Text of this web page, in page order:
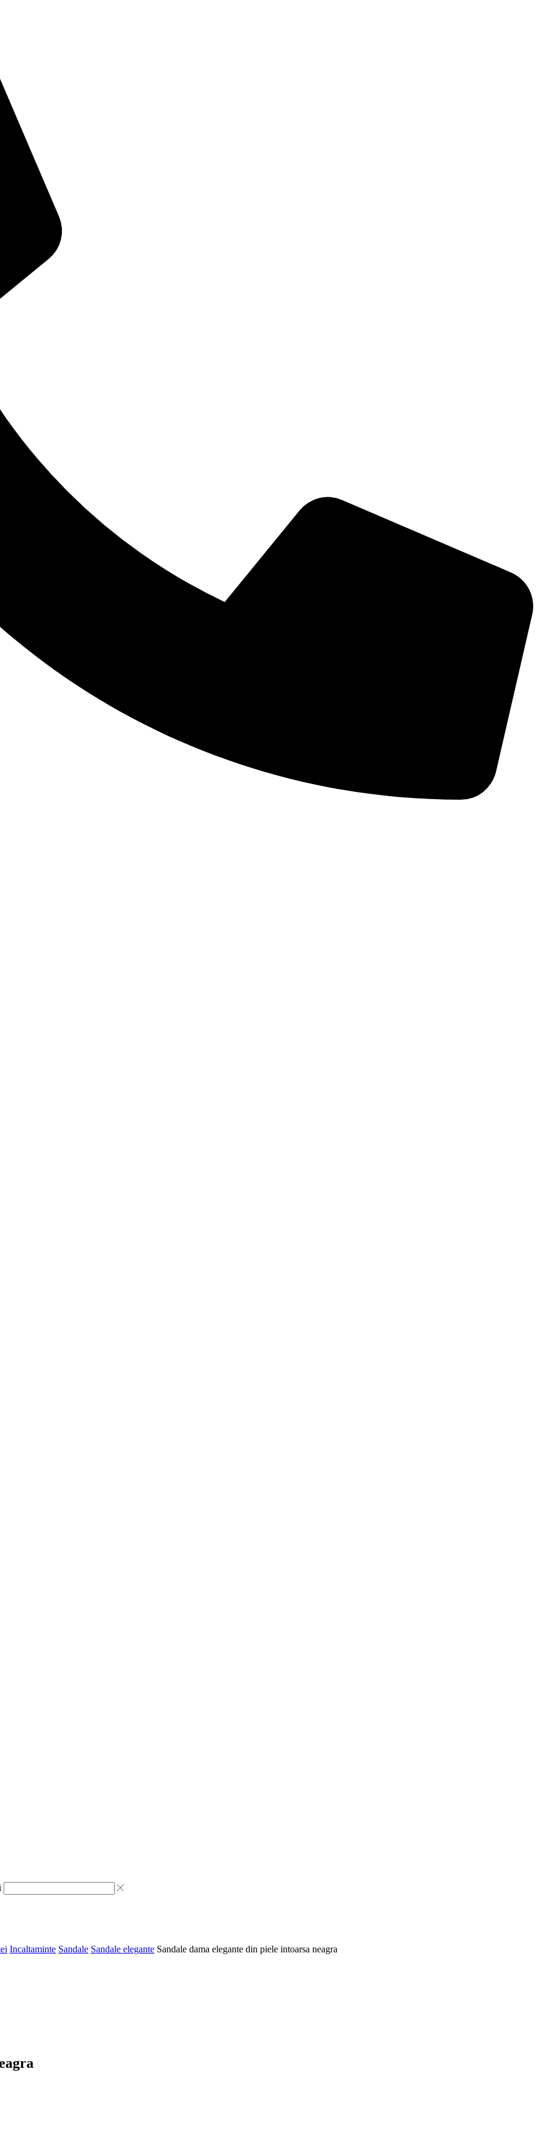
Incaltaminte Sandale Sandale elegante Sandale dama elegante din piele intoarsa neagra